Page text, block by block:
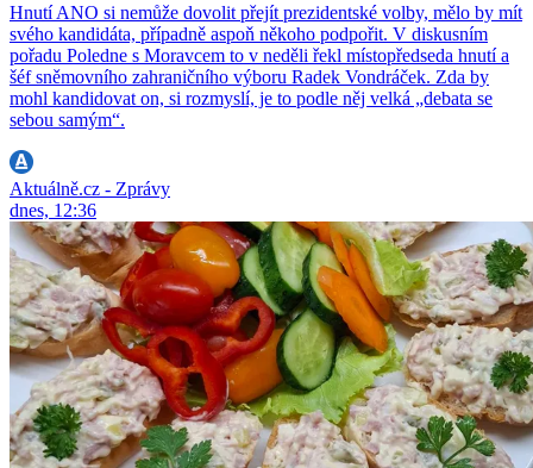
Hnutí ANO si nemůže dovolit přejít prezidentské volby, mělo by mít
svého kandidáta, případně aspoň někoho podpořit. V diskusním
pořadu Poledne s Moravcem to v neděli řekl místopředseda hnutí a
šéf sněmovního zahraničního výboru Radek Vondráček. Zda by
mohl kandidovat on, si rozmyslí, je to podle něj velká „debata se
sebou samým“.
Aktuálně.cz - Zprávy
dnes, 12:36